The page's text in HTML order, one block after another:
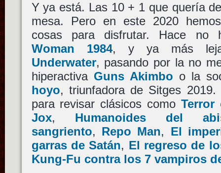
Y ya está. Las 10 + 1 que quería
mesa. Pero en este 2020
cosas para disfrutar. Hace no
Woman 1984, y ya más
Underwater, pasando por la no
hiperactiva Guns Akimbo o la
hoyo, triunfadora de Sitges
para revisar clásicos comoTerror
Jox, Humanoides del
sangriento, Repo Man, El
garras de Satán, El regreso de
Kung-Fu contra los 7 vampiros